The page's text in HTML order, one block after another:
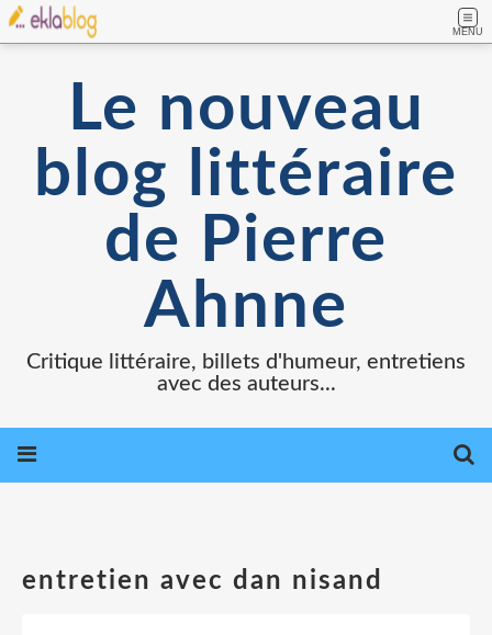
MENU
Le nouveau
blog littéraire
de Pierre
Ahnne
Critique littéraire, billets d'humeur, entretiens
avec des auteurs...
entretien avec dan nisand